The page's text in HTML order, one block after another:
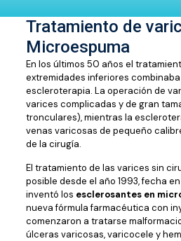
Tratamiento de
Microespuma
En los últimos 50 años el
extremidades inferiores
escleroterapia. La operación de
varices complicadas y de gran
tronculares), mientras la
venas varicosas de pequeño
de la cirugía.
El tratamiento de las varices sin
posible desde el año 1993, fecha
inventó los esclerosantes en
nueva fórmula farmacéutica con
comenzaron a tratarse
úlceras varicosas, varicocele y